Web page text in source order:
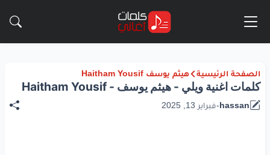
الصفحة الرئيسية هيثم يوسف Haitham Yousif
كلمات اغنية ويلي - هيثم يوسف - Haitham Yousif
hassan
-فبراير 13, 2025